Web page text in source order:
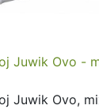
Juwik Ovo -
Juwik Ovo,